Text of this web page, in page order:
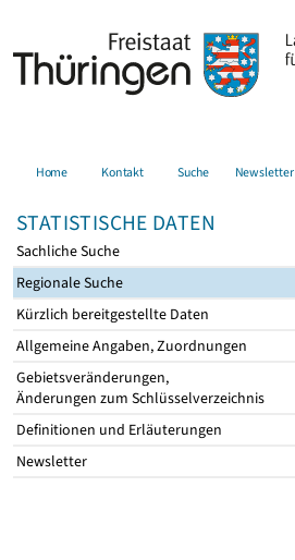
Home Kontakt Suche Newsletter
STATISTISCHE DATEN
Sachliche Suche
Regionale Suche
Kürzlich bereitgestellte Daten
Allgemeine Angaben, Zuordnungen
Gebietsveränderungen,
Änderungen zum Schlüsselverzeichnis
Definitionen und Erläuterungen
Newsletter